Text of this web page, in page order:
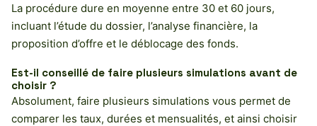
La procédure dure en moyenne entre 30 et 60 jours,
incluant l’étude du dossier, l’analyse financière, la
proposition d’offre et le déblocage des fonds.
Est-il conseillé de faire plusieurs simulations avant de
choisir ?
Absolument, faire plusieurs simulations vous permet de
comparer les taux, durées et mensualités, et ainsi choisir